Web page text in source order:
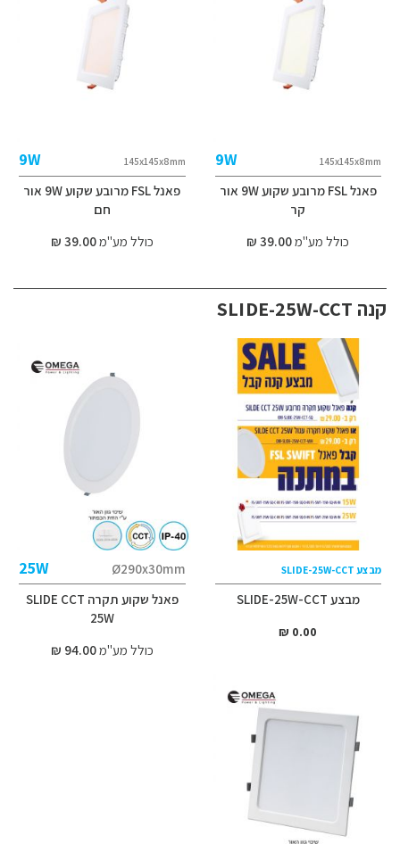
145x145x8mm
9W
פאנל FSL מרובע שקוע 9W אור
קר
כולל מע"מ39.00 ₪
145x145x8mm
9W
פאנל FSL מרובע שקוע 9W אור
חם
כולל מע"מ39.00 ₪
קנה SLIDE-25W-CCT
מבצע SLIDE-25W-CCT
מבצע SLIDE-25W-CCT
0.00 ₪
Ø290x30mm
25W
פאנל שקוע תקרה SLIDE CCT
25W
כולל מע"מ94.00 ₪